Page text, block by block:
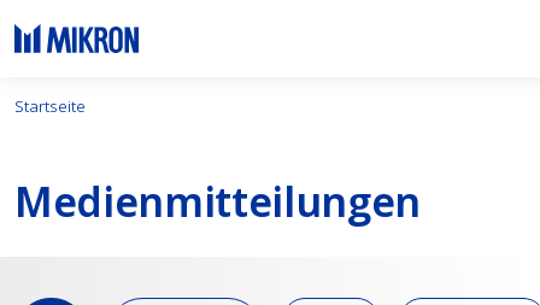
Startseite
Medien­mitteilungen